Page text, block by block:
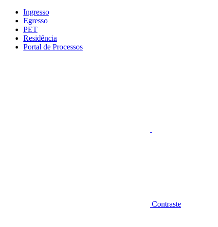
Conteúdo principal
Ingresso
Egresso
PET
Residência
Portal de Processos
Contraste